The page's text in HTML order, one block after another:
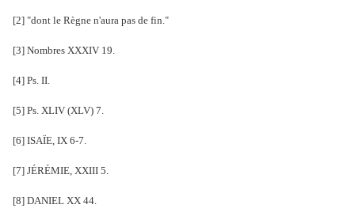
[2] "dont le Règne n'aura pas de fin."
[3] Nombres XXXIV 19.
[4] Ps. II.
[5] Ps. XLIV (XLV) 7.
[6] ISAÏE, IX 6-7.
[7] JÉRÉMIE, XXIII 5.
[8] DANIEL XX 44.